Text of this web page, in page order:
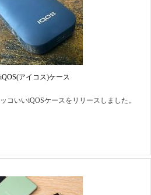
アイコス)ケース
コいいiQOSケースをリリースしました。